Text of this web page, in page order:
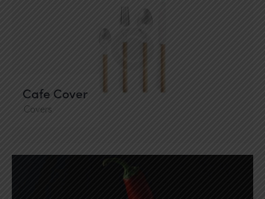
Cafe Cover
Covers